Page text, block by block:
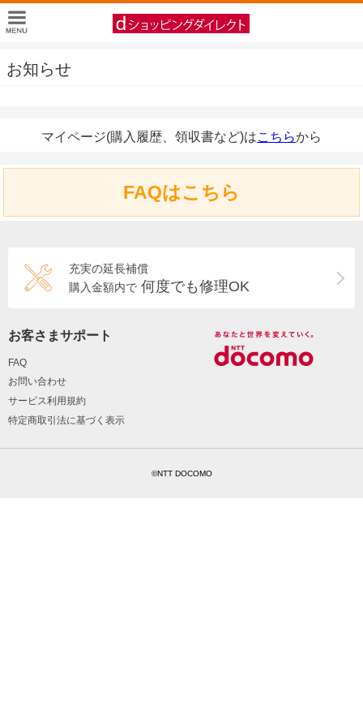
お知らせ
マイページ(購入履歴、領収書など)はこちらから
FAQはこちら
充実の延長補償
購入金額内で 何度でも修理OK
お客さまサポート
FAQ
お問い合わせ
サービス利用規約
特定商取引法に基づく表示
©NTT DOCOMO